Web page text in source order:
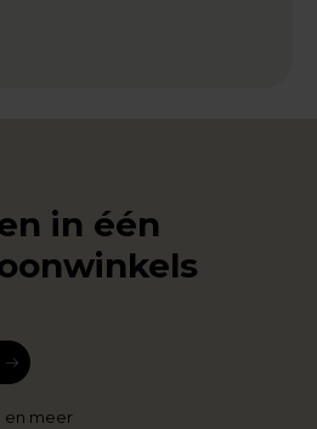
in één
en meer